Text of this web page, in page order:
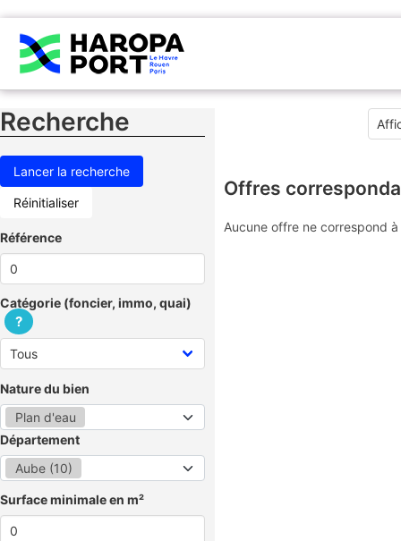
Recherche
Réinitialiser
Référence
Catégorie (foncier, immo, quai)
?
Nature du bien
Plan d'eau
Département
Aube (10)
Surface minimale en m²
Offres
Aucune offre ne correspond